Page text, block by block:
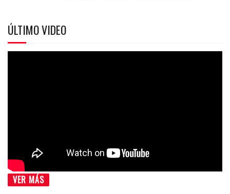
ÚLTIMO VIDEO
VER MÁS